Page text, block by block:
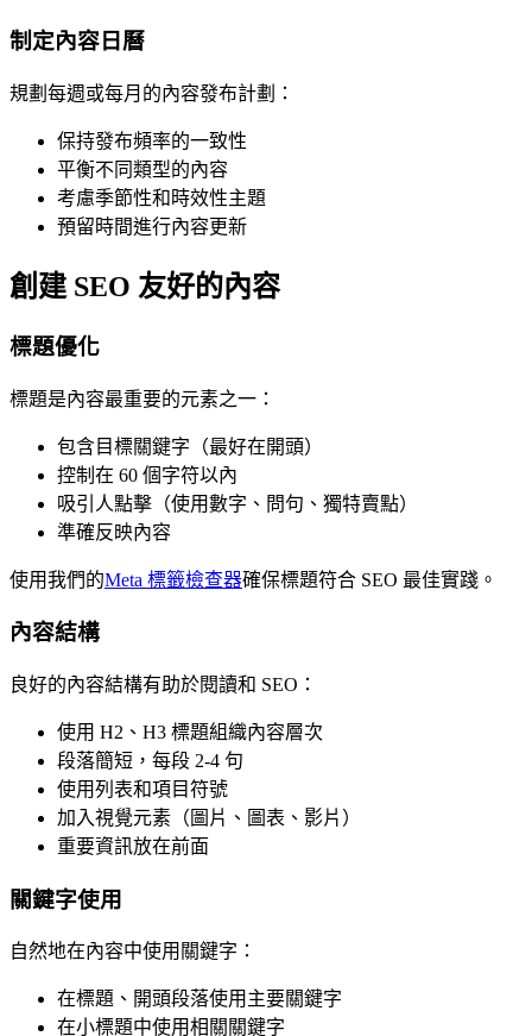
制定內容日曆
規劃每週或每月的內容發布計劃：
保持發布頻率的一致性
平衡不同類型的內容
考慮季節性和時效性主題
預留時間進行內容更新
創建 SEO 友好的內容
標題優化
標題是內容最重要的元素之一：
包含目標關鍵字（最好在開頭）
控制在 60 個字符以內
吸引人點擊（使用數字、問句、獨特賣點）
準確反映內容
使用我們的Meta 標籤檢查器確保標題符合 SEO 最佳實踐。
內容結構
良好的內容結構有助於閱讀和 SEO：
使用 H2、H3 標題組織內容層次
段落簡短，每段 2-4 句
使用列表和項目符號
加入視覺元素（圖片、圖表、影片）
重要資訊放在前面
關鍵字使用
自然地在內容中使用關鍵字：
在標題、開頭段落使用主要關鍵字
在小標題中使用相關關鍵字